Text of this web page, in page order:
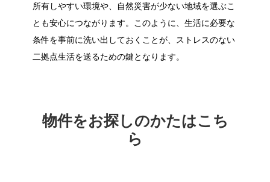
所有しやすい環境や、自然災害が少ない地域を選ぶこ
とも安心につながります。このように、生活に必要な
条件を事前に洗い出しておくことが、ストレスのない
二拠点生活を送るための鍵となります。
物件をお探しのかたはこち
ら